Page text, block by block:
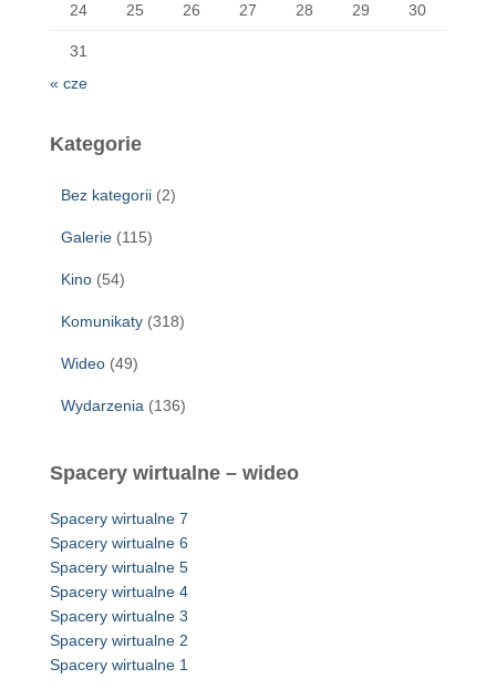
24 25 26 27 28 29 30
31
« cze
Kategorie
Bez kategorii (2)
Galerie (115)
Kino (54)
Komunikaty (318)
Wideo (49)
Wydarzenia (136)
Spacery wirtualne – wideo
Spacery wirtualne 7
Spacery wirtualne 6
Spacery wirtualne 5
Spacery wirtualne 4
Spacery wirtualne 3
Spacery wirtualne 2
Spacery wirtualne 1